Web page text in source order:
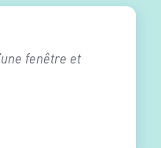
fenêtre et